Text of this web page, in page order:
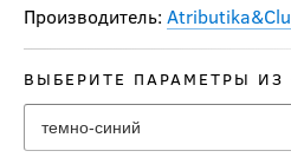
Производитель:
ВЫБЕРИТЕ ПАРАМЕТРЫ ИЗ